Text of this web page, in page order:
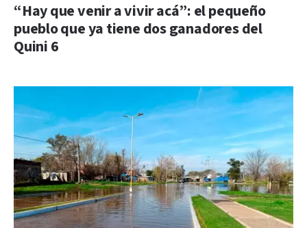
“Hay que venir a vivir acá”: el pequeño
pueblo que ya tiene dos ganadores del
Quini 6